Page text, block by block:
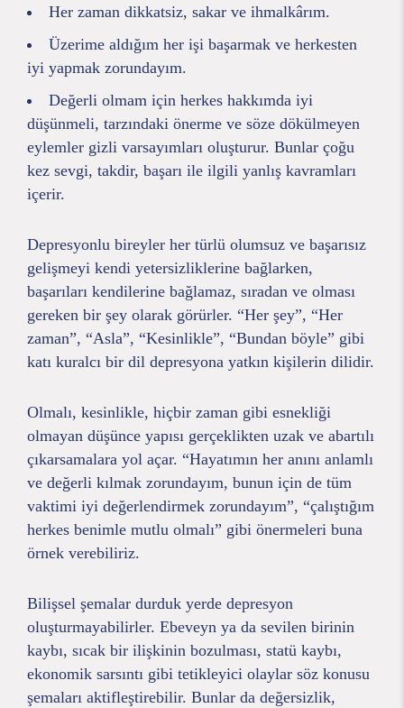
Her zaman dikkatsiz, sakar ve ihmalkârım.
Üzerime aldığım her işi başarmak ve herkesten
iyi yapmak zorundayım.
Değerli olmam için herkes hakkımda iyi
düşünmeli, tarzındaki önerme ve söze dökülmeyen
eylemler gizli varsayımları oluşturur. Bunlar çoğu
kez sevgi, takdir, başarı ile ilgili yanlış kavramları
içerir.
Depresyonlu bireyler her türlü olumsuz ve başarısız
gelişmeyi kendi yetersizliklerine bağlarken,
başarıları kendilerine bağlamaz, sıradan ve olması
gereken bir şey olarak görürler. “Her şey”, “Her
zaman”, “Asla”, “Kesinlikle”, “Bundan böyle” gibi
katı kuralcı bir dil depresyona yatkın kişilerin dilidir.
Olmalı, kesinlikle, hiçbir zaman gibi esnekliği
olmayan düşünce yapısı gerçeklikten uzak ve abartılı
çıkarsamalara yol açar. “Hayatımın her anını anlamlı
ve değerli kılmak zorundayım, bunun için de tüm
vaktimi iyi değerlendirmek zorundayım”, “çalıştığım
herkes benimle mutlu olmalı” gibi önermeleri buna
örnek verebiliriz.
Bilişsel şemalar durduk yerde depresyon
oluşturmayabilirler. Ebeveyn ya da sevilen birinin
kaybı, sıcak bir ilişkinin bozulması, statü kaybı,
ekonomik sarsıntı gibi tetikleyici olaylar söz konusu
şemaları aktifleştirebilir. Bunlar da değersizlik,